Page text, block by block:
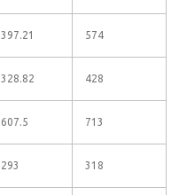
397.21 574
328.82 428
607.5 713
293 318